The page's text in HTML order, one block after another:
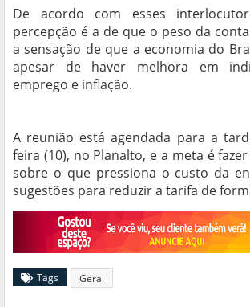
De acordo com esses
percepção é a de que o peso da
a sensação de que a economia do
apesar de haver melhora em
emprego e inflação.
A reunião está agendada para a
feira (10), no Planalto, e a meta é
sobre o que pressiona o custo da
sugestões para reduzir a tarifa de
Tags Geral